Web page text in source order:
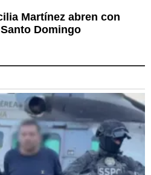
Martínez abren con
Domingo